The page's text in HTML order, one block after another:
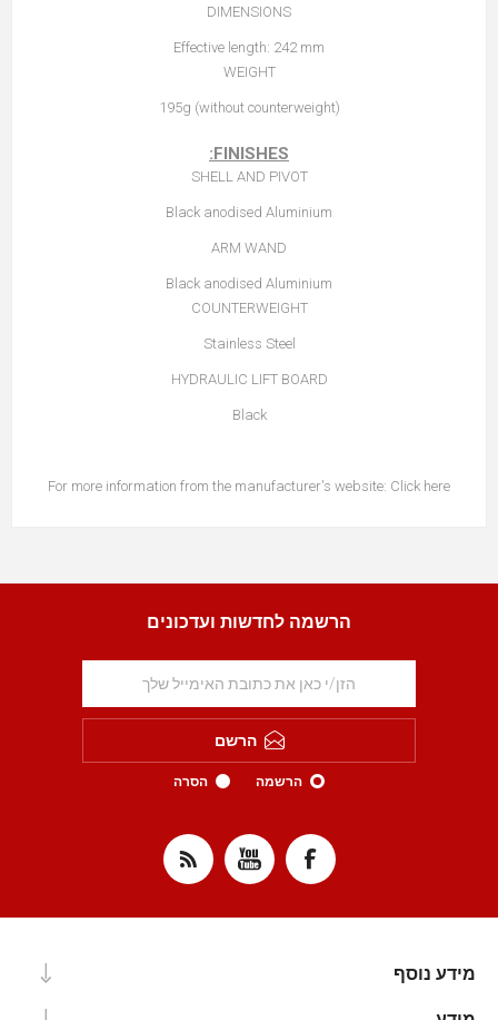
DIMENSIONS
Effective length: 242 mm
WEIGHT
195g (without counterweight)
FINISHES:
SHELL AND PIVOT
Black anodised Aluminium
ARM WAND
Black anodised Aluminium
COUNTERWEIGHT
Stainless Steel
HYDRAULIC LIFT BOARD
Black
For more information from the manufacturer's website: Click here
הרשמה לחדשות ועדכונים
הרשם
הרשמה הסרה
מידע נוסף